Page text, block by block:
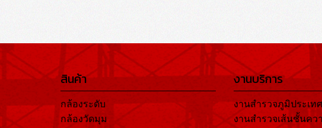
สินค้า
กล้องระดับ
กล้องวัดมุม
งานบริการ
งานสำรวจภูมิประเทศ
งานสำรวจเส้นชั้นคว